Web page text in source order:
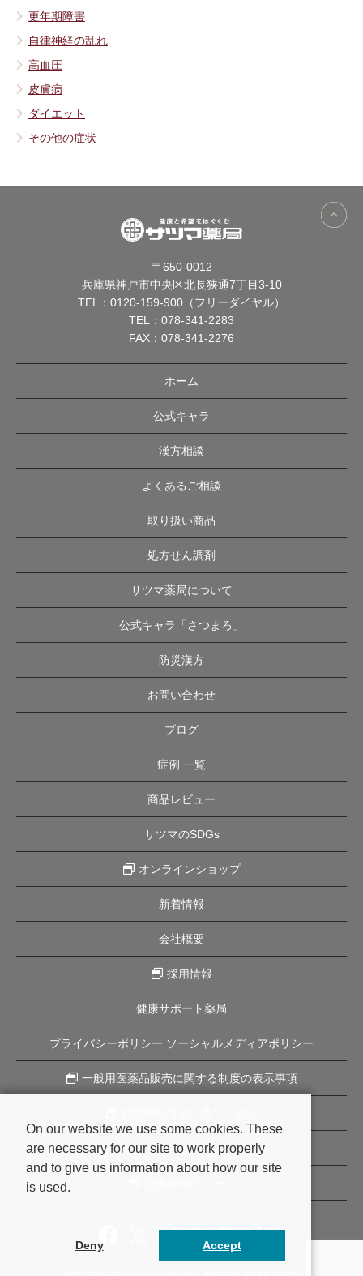
更年期障害
自律神経の乱れ
高血圧
皮膚病
ダイエット
その他の症状
〒650-0012
兵庫県神戸市中央区北長狭通7丁目3-10
TEL： 0120-159-900（フリーダイヤル）
TEL： 078-341-2283
FAX：078-341-2276
ホーム
公式キャラ
漢方相談
よくあるご相談
取り扱い商品
処方せん調剤
サツマ薬局について
公式キャラ「さつまろ」
防災漢方
お問い合わせ
ブログ
症例 一覧
商品レビュー
サツマのSDGs
オンラインショップ
新着情報
会社概要
採用情報
健康サポート薬局
プライバシーポリシー ソーシャルメディアポリシー
一般用医薬品販売に関する制度の表示事項
企業理念
On our website we use some cookies. These
are necessary for our site to work properly
and to give us information about how our site
is used.
Deny Accept